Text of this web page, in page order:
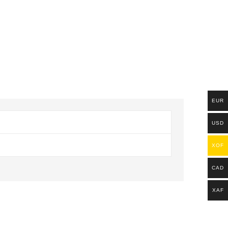
EUR
USD
XOF
CAD
XAF